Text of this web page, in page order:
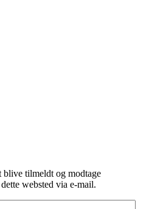
blive tilmeldt og modtage
websted via e-mail.